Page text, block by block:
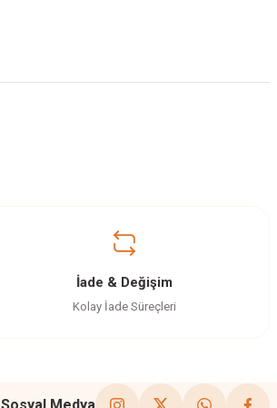
İade & Değişim
Kolay İade Süreçleri
Sosyal Medya